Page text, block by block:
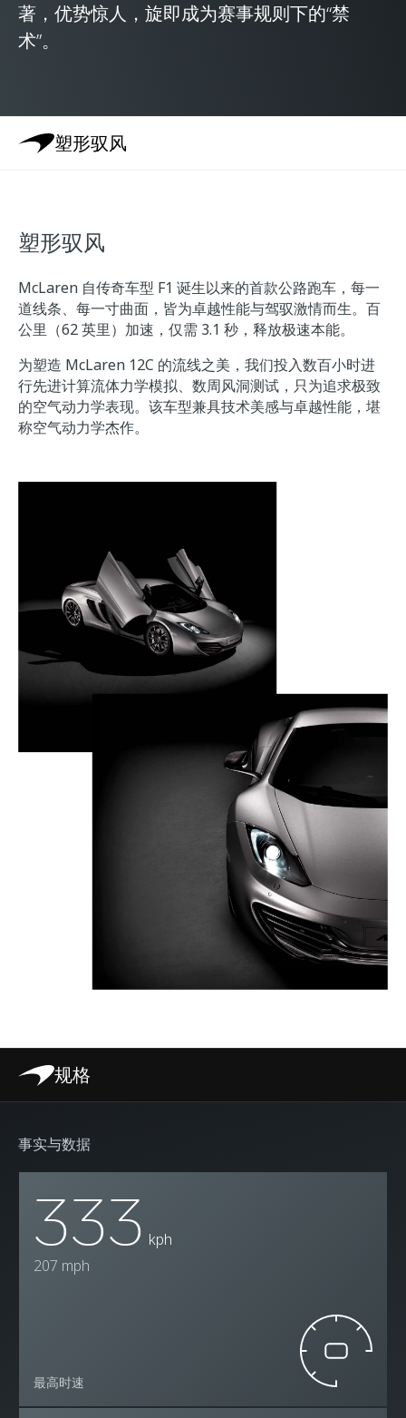
著，优势惊人，旋即成为赛事规则下的“禁
术”。
塑形驭风
塑形驭风
McLaren 自传奇车型 F1 诞生以来的首款公路跑车，每一
道线条、每一寸曲面，皆为卓越性能与驾驭激情而生。百
公里（62 英里）加速，仅需 3.1 秒，释放极速本能。
为塑造 McLaren 12C 的流线之美，我们投入数百小时进
行先进计算流体力学模拟、数周风洞测试，只为追求极致
的空气动力学表现。该车型兼具技术美感与卓越性能，堪
称空气动力学杰作。
规格
事实与数据
333 kph
207 mph
最高时速